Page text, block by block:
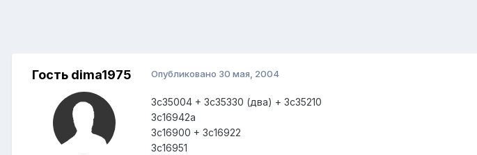
Гость dima1975 Опубликовано 30 мая, 2004
3c35004 + 3c35330 (два) + 3c35210
3c16942a
3c16900 + 3c16922
3c16951